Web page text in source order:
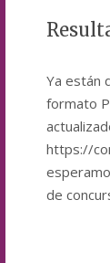
Ya están
formato
https://
de